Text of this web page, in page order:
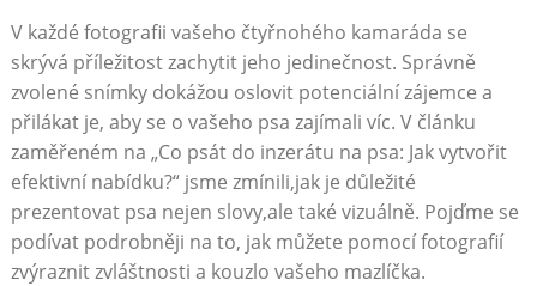
V každé fotografii vašeho čtyřnohého kamaráda se
skrývá příležitost zachytit jeho jedinečnost. Správně‌
zvolené snímky dokážou oslovit potenciální⁤ zájemce a
přilákat je, aby se ⁢o vašeho psa zajímali víc. V⁣ článku⁣
zaměřeném na ⁣„Co psát do inzerátu na psa: Jak vytvořit
efektivní nabídku?“ jsme zmínili,jak ⁢je důležité
prezentovat psa nejen slovy,ale také ⁣vizuálně. Pojďme se
podívat podrobněji na⁣ to, jak můžete pomocí⁣ fotografií
‍zvýraznit zvláštnosti a kouzlo vašeho⁣ mazlíčka.